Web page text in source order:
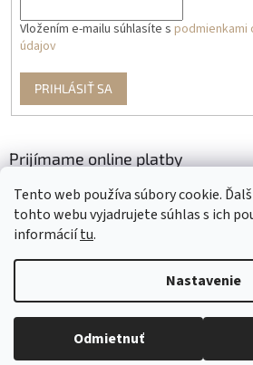
Tento web používa súbory cookie.
tohto webu vyjadrujete súhlas s ich
informáciítu.
Nastavenie
Odmietnuť
Vložením e-mailu súhlasíte s podmienkami
údajov
PRIHLÁSIŤ SA
Prijímame online platby
Vytvoril
Copyright 2026Krajčírkovo .